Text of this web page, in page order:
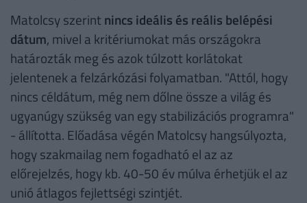
Matolcsy szerintnincs ideális és reális belépési
dátum, mivel a kritériumokat más országokra
határozták meg és azok túlzott korlátokat
jelentenek a felzárkózási folyamatban. "Attól, hogy
nincs céldátum, még nem dőlne össze a világ és
ugyanúgy szükség van egy stabilizációs programra"
- állította. Előadása végén Matolcsy hangsúlyozta,
hogy szakmailag nem fogadható el az az
előrejelzés, hogy kb. 40-50 év múlva érhetjük el az
unió átlagos fejlettségi szintjét.